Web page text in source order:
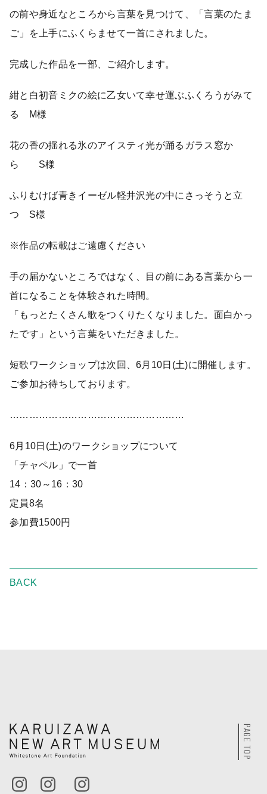
の前や身近なところから言葉を見つけて、「言葉のたま
ご」を上手にふくらませて一首にされました。
完成した作品を一部、ご紹介します。
紺と白初音ミクの絵に乙女いて幸せ運ぶふくろうがみて
る М様
花の香の揺れる氷のアイスティ光が踊るガラス窓か
ら S様
ふりむけば青きイーゼル軽井沢光の中にさっそうと立
つ S様
※作品の転載はご遠慮ください
手の届かないところではなく、目の前にある言葉から一
首になることを体験された時間。
「もっとたくさん歌をつくりたくなりました。面白かっ
たです」という言葉をいただきました。
短歌ワークショップは次回、6月10日(土)に開催します。
ご参加お待ちしております。
………………………………………………
6月10日(土)のワークショップについて
「チャペル」で一首
14：30～16：30
定員8名
参加費1500円
BACK
PAGE TOP